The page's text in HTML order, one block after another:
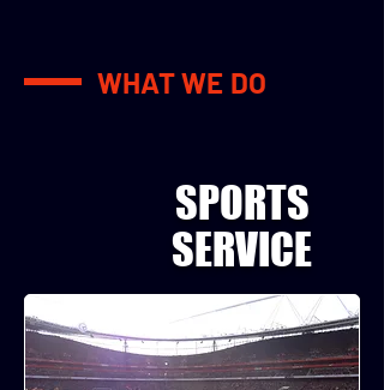
WHAT WE DO
SPORTS
​SERVICE